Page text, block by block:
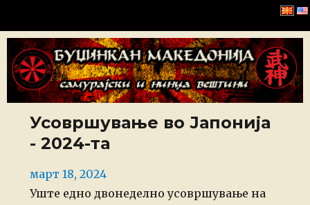
Буџинкан Македонија
Усовршување во Јапонија
- 2024-та
Posted
on
март 18, 2024
Уште едно двонеделно усовршување на